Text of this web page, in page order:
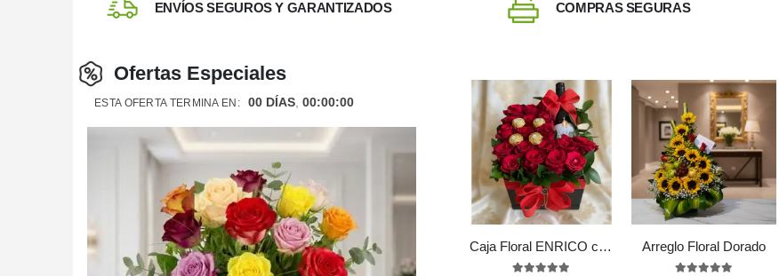
ENVÍOS SEGUROS Y GARANTIZADOS COMPRAS SEGURAS
Ofertas Especiales
ESTA OFERTA TERMINA EN: 00 DÍAS 00:00:00
Caja Floral ENRICO con Rosas, Vino y Chocolates 🍷 Arreglo Floral Dorado